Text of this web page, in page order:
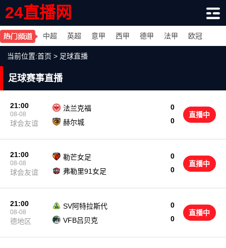
24直播网
中超 英超 意甲 西甲 德甲 法甲 欧冠
当前位置:首页 > 足球直播
足球赛事直播
21:00
08-08
球会友谊
法兰克福
0
0
赫尔城
直播中
21:00
08-08
球会友谊
勒芒女足
0
0
弗勒里91女足
直播中
21:00
08-08
德地区
SV阿特拉斯代
0
0
VFB吕贝克
直播中